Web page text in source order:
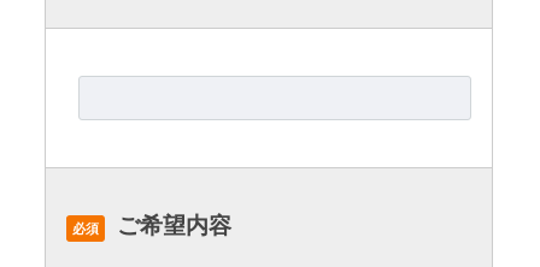
必須 ご希望内容